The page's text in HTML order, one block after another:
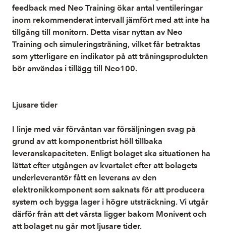
feedback med Neo Training ökar antal ventileringar
inom rekommenderat intervall jämfört med att inte ha
tillgång till monitorn. Detta visar nyttan av Neo
Training och simuleringsträning, vilket får betraktas
som ytterligare en indikator på att träningsprodukten
bör användas i tillägg till Neo100.
Ljusare tider
I linje med vår förväntan var försäljningen svag på
grund av att komponentbrist höll tillbaka
leveranskapaciteten. Enligt bolaget ska situationen ha
lättat efter utgången av kvartalet efter att bolagets
underleverantör fått en leverans av den
elektronikkomponent som saknats för att producera
system och bygga lager i högre utsträckning. Vi utgår
därför från att det värsta ligger bakom Monivent och
att bolaget nu går mot ljusare tider.